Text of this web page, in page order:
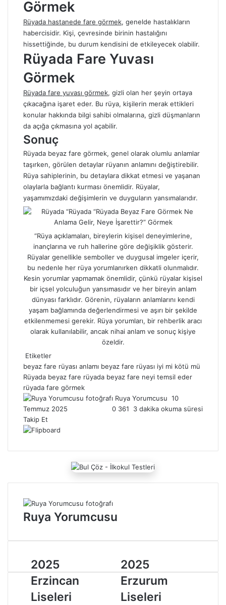
Görmek
Rüyada hastanede fare görmek, genelde hastalıkların
habercisidir. Kişi, çevresinde birinin hastalığını
hissettiğinde, bu durum kendisini de etkileyecek olabilir.
Rüyada Fare Yuvası
Görmek
Rüyada fare yuvası görmek, gizli olan her şeyin ortaya
çıkacağına işaret eder. Bu rüya, kişilerin merak ettikleri
konular hakkında bilgi sahibi olmalarına, gizli düşmanların
da açığa çıkmasına yol açabilir.
Sonuç
Rüyada beyaz fare görmek, genel olarak olumlu anlamlar
taşırken, görülen detaylar rüyanın anlamını değiştirebilir.
Rüya sahiplerinin, bu detaylara dikkat etmesi ve yaşanan
olaylarla bağlantı kurması önemlidir. Rüyalar,
yaşamımızdaki değişimlerin ve duyguların yansımalarıdır.
“Rüya açıklamaları, bireylerin kişisel deneyimlerine,
inançlarına ve ruh hallerine göre değişiklik gösterir.
Rüyalar genellikle semboller ve duygusal imgeler içerir,
bu nedenle her rüya yorumlanırken dikkatli olunmalıdır.
Kesin yorumlar yapmamak önemlidir, çünkü rüyalar kişisel
bir içsel yolculuğun yansımasıdır ve her bireyin anlam
dünyası farklıdır. Görenin, rüyaların anlamlarını kendi
yaşam bağlamında değerlendirmesi ve aşırı bir şekilde
etkilenmemesi gerekir. Rüya yorumları, bir rehberlik aracı
olarak kullanılabilir, ancak nihai anlam ve sonuç kişiye
özeldir.
Etiketler
beyaz fare rüyası anlamı beyaz fare rüyası iyi mi kötü mü
Rüyada beyaz fare rüyada beyaz fare neyi temsil eder
rüyada fare görmek
Ruya Yorumcusu B
i
p
t
10
Temmuz 2025
0 361
3 dakika okuma süresi
Takip Et
Ruya Yorumcusu
2
0
2
5
2025
Erzincan
Liseleri
2
0
2
5
2025
Erzurum
Liseleri